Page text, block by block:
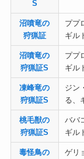
S
沼噴竜の
狩猟証
ププ
ギル
沼噴竜の
狩猟証S
ププ
ギル
凍峰竜の
狩猟証S
ジン
る、
桃毛獣の
狩猟証S
ババ
ギル
毒怪鳥の
ゲリ